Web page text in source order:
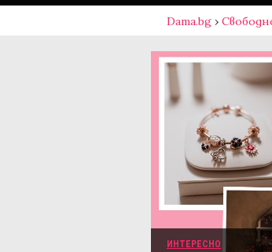
Dama.bg ›
ИНТЕРЕСНО